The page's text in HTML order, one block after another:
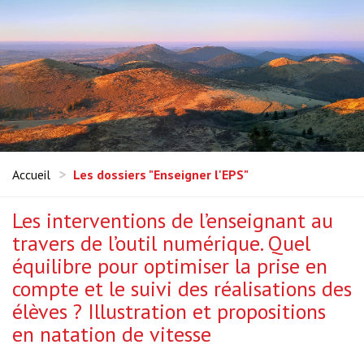
Accueil Les dossiers "Enseigner l'EPS"
Les interventions de l’enseignant au
travers de l’outil numérique. Quel
équilibre pour optimiser la prise en
compte et le suivi des réalisations des
élèves ? Illustration et propositions
en natation de vitesse